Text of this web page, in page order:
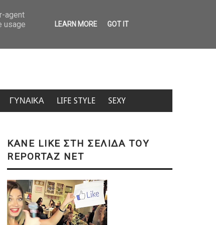
από το παζάρι έκρυβε ένα διαμάντι αξίας… 767.000 ευρώ!
ΓΥΝΑΙΚΑ LIFE STYLE SEXY
KANE LIKE ΣΤΗ ΣΕΛΙΔΑ ΤΟΥ
REPORTAZ NET
agent
usage
LEARN MORE GOT IT